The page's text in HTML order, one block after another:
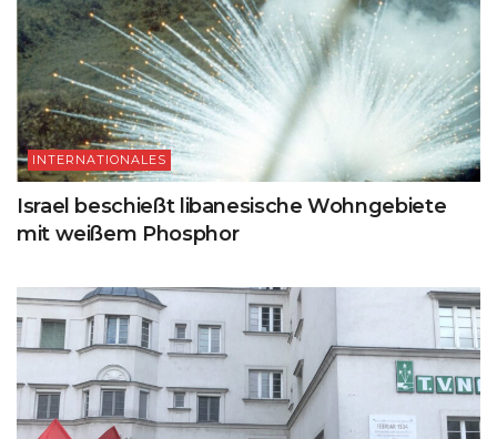
INTERNATIONALES
Israel beschießt libanesische Wohngebiete
mit weißem Phosphor